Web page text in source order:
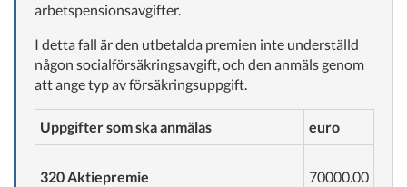
arbetspensionsavgifter.
I detta fall är den utbetalda premien inte underställd
någon socialförsäkringsavgift, och den anmäls genom
att ange typ av försäkringsuppgift.
Uppgifter som ska anmälas euro
320 Aktiepremie
70000.00